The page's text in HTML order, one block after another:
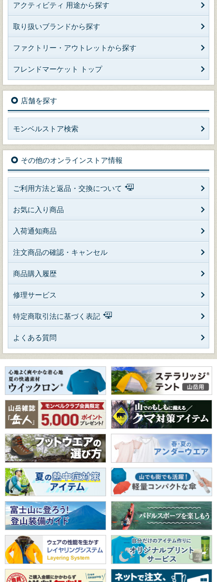
アクティビティ 用途から探す
取り扱いブランドから探す
ファクトリー・アウトレットから探す
フレンドマーケット トップ
店舗を探す
モンベルストア検索
その他のオンラインストア情報
ご利用方法と返品・交換について
お気に入り商品
入荷通知商品
注文商品の確認・キャンセル
商品購入履歴
修理サービス
特定商取引法に基づく表記
よくある質問